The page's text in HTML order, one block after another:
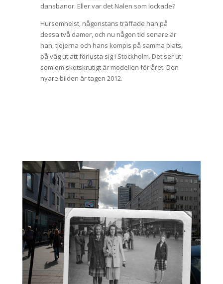
dansbanor. Eller var det Nalen som lockade?
Hursomhelst, någonstans träffade han på
dessa två damer, och nu någon tid senare är
han, tjejerna och hans kompis på samma plats,
på väg ut att förlusta sig i Stockholm. Det ser ut
som om skotskrutigt är modellen för året. Den
nyare bilden är tagen 2012.